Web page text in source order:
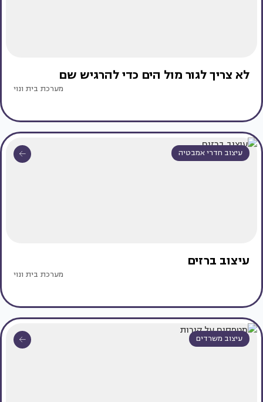
לא צריך לגור מול הים כדי להרגיש שם
מערכת בית ונוי
עיצוב חדרי אמבטיה
עיצוב ברזים
מערכת בית ונוי
עיצוב משרדים